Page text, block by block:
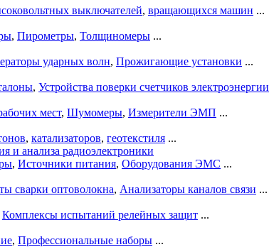
выключателей, вращающихся машин ...
, Пирометры, Толщиномеры ...
ударных волн, Прожигающие установки ...
, Устройства поверки счетчиков электроэнергии
мест, Шумомеры, Измерители ЭМП ...
, катализаторов, геотекстиля ...
и анализа радиоэлектроники
, Источники питания, Оборудования ЭМС ...
сварки оптоволокна, Анализаторы каналов связи ...
Комплексы испытаний релейных защит ...
, Профессиональные наборы ...